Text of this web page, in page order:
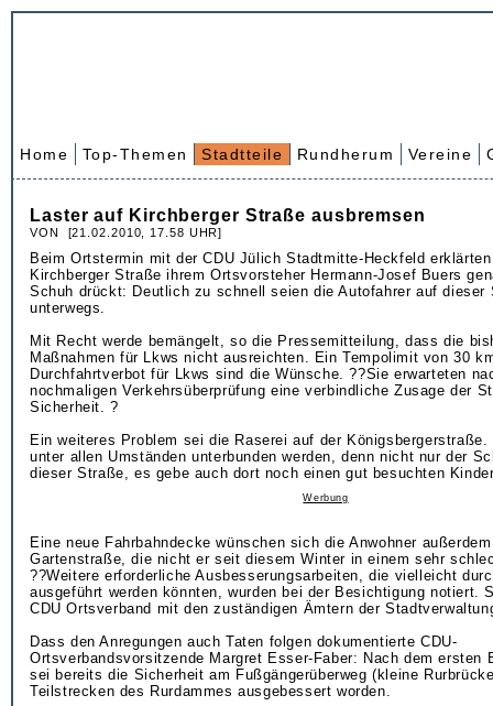
Home Top-Themen Stadtteile Rundherum Vereine
Laster auf Kirchberger Straße ausbremsen
VON [21.02.2010, 17.58 UHR]
Beim Ortstermin mit der CDU Jülich Stadtmitte-Heckfeld
Kirchberger Straße ihrem Ortsvorsteher Hermann-Josef Buers
Schuh drückt: Deutlich zu schnell seien die Autofahrer auf dieser
unterwegs.
Mit Recht werde bemängelt, so die Pressemitteilung, dass die
Maßnahmen für Lkws nicht ausreichten. Ein Tempolimit von 30
Durchfahrtverbot für Lkws sind die Wünsche. ??Sie erwarteten
nochmaligen Verkehrsüberprüfung eine verbindliche Zusage der
Sicherheit. ?
Ein weiteres Problem sei die Raserei auf der
unter allen Umständen unterbunden werden, denn nicht nur der
dieser Straße, es gebe auch dort noch einen gut besuchten
Werbung
Eine neue Fahrbahndecke wünschen sich die Anwohner
Gartenstraße, die nicht er seit diesem Winter in einem sehr
??Weitere erforderliche Ausbesserungsarbeiten, die vielleicht
ausgeführt werden könnten, wurden bei der Besichtigung notiert.
CDU Ortsverband mit den zuständigen Ämtern der
Dass den Anregungen auch Taten folgen dokumentierte CDU-
Ortsverbandsvorsitzende Margret Esser-Faber: Nach dem ersten
sei bereits die Sicherheit am Fußgängerüberweg (kleine
Teilstrecken des Rurdammes ausgebessert worden.